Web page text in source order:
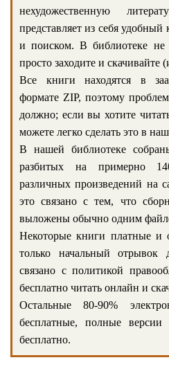
нехудожественную
представляет из себя
и поиском. В библиотеке не
просто заходите и скачивайте
Все книги находятся в
формате ZIP, поэтому
должно; если вы хотите
можете легко сделать это в
В нашей библиотеке
разбитых на примерно
различных произведений на
это связано с тем, что
выложены обычно одним
Некоторые книги платные и
только начальный отрывок
связано с политикой
бесплатно читать онлайн и
Остальные 80-90%
бесплатные, полные
бесплатно.